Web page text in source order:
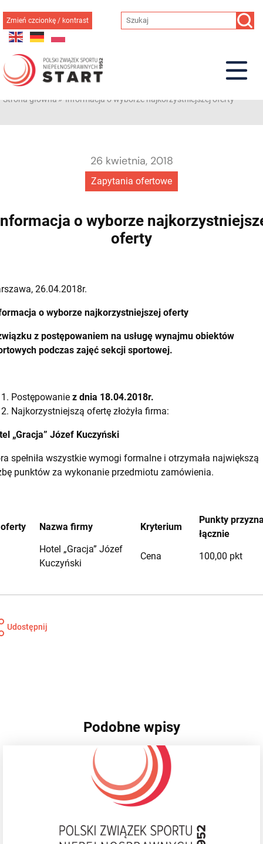
do
treści
Zmień czcionkę / kontrast
Strona główna»Informacja o wyborze najkorzystniejszej oferty
Zapytania ofertowe
26 kwietnia, 2018
o wyborze
oferty
26.04.2018r.
o wyborze najkorzystniejszej oferty
z postępowaniem na usługę wynajmu obiektów
podczas zajęć sekcji sportowej.
Postępowanie z dnia 18.04.2018r.
Najkorzystniejszą ofertę złożyła firma:
„Gracja” Józef Kuczyński
spełniła wszystkie wymogi formalne i otrzymała największą
punktów za wykonanie przedmiotu zamówienia.
Nazwa firmy Kryterium
Punkty
łącznie
Hotel „Gracja” Józef
Kuczyński
Cena 100,00 pkt
Udostępnij
Podobne wpisy